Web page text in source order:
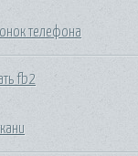
телефона
fb2